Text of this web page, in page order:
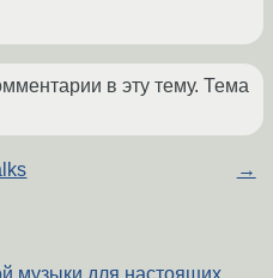
в эту тему. Тема
→
музыки для настоящих